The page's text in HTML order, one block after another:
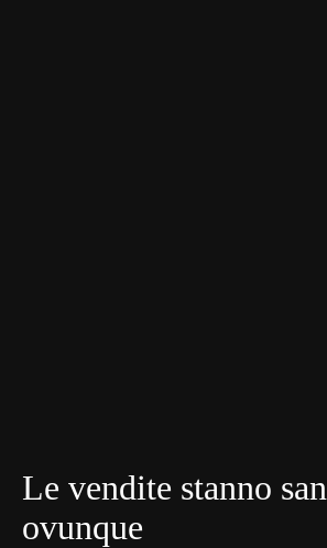
Le vendite stanno
ovunque